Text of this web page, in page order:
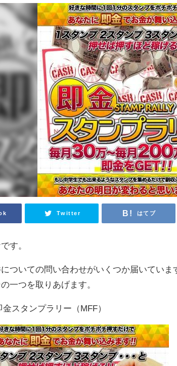
Twitter はてブ
す。
ついての問い合わせがいくつか届いていま
一つを取りあげます。
金スタンプラリー（MFF）